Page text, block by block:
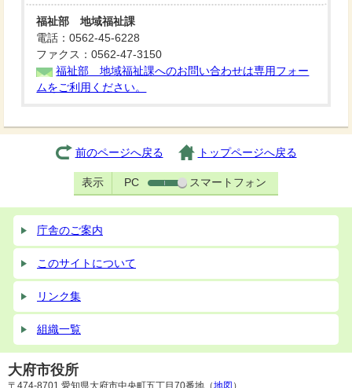
福祉部 地域福祉課
電話：0562-45-6228
ファクス：0562-47-3150
福祉部 地域福祉課へのお問い合わせは専用フォー
ムをご利用ください。
前のページへ戻る トップページへ戻る
表示 PC スマートフォン
庁舎のご案内
このサイトについて
リンク集
組織一覧
大府市役所
〒474-8701 愛知県大府市中央町五丁目70番地（地図 ）